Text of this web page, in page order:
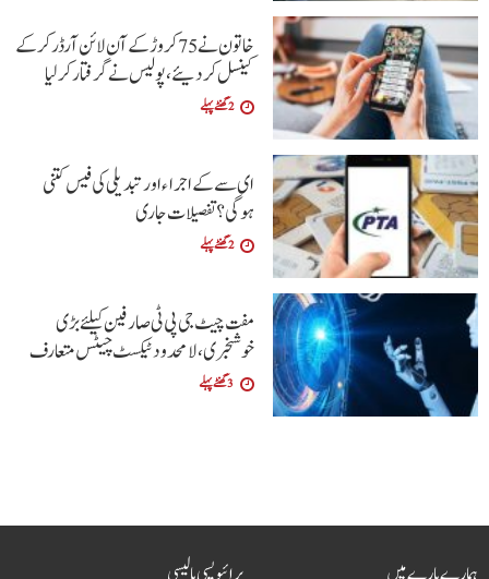
خاتون نے 75 کروڑ کے آن لائن آرڈر کرکے
کینسل کردیئے،پولیس نے گرفتار کرلیا
2 گھنٹے پہلے
ای سے کے اجراءاور تبدیلی کی فیس کتنی
ہوگی؟تفصیلات جاری
2 گھنٹے پہلے
مفت چیٹ جی پی ٹی صارفین کیلئے بڑی
خوشخبری، لامحدود ٹیکسٹ چیٹس متعارف
3 گھنٹے پہلے